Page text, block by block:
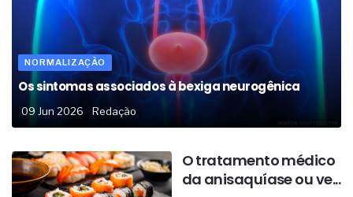
NORMALIZAÇÃO
Os sintomas associados à bexiga neurogênica
09 Jun 2026 Redação
O tratamento médico
da anisaquíase ou ve...